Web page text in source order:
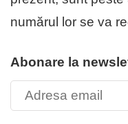
numărul lor se va
Abonare la